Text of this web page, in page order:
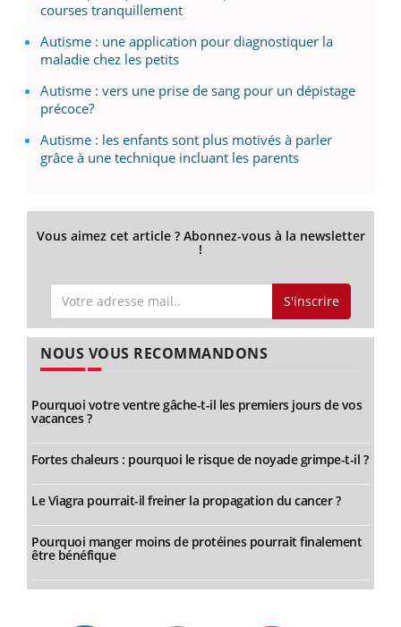
courses tranquillement
Autisme : une application pour diagnostiquer la
maladie chez les petits
Autisme : vers une prise de sang pour un dépistage
précoce?
Autisme : les enfants sont plus motivés à parler
grâce à une technique incluant les parents
Vous aimez cet article ? Abonnez-vous à la newsletter
!
S'inscrire
NOUS VOUS RECOMMANDONS
Pourquoi votre ventre gâche-t-il les premiers jours de vos
vacances ?
Fortes chaleurs : pourquoi le risque de noyade grimpe-t-il ?
Le Viagra pourrait-il freiner la propagation du cancer ?
Pourquoi manger moins de protéines pourrait finalement
être bénéfique